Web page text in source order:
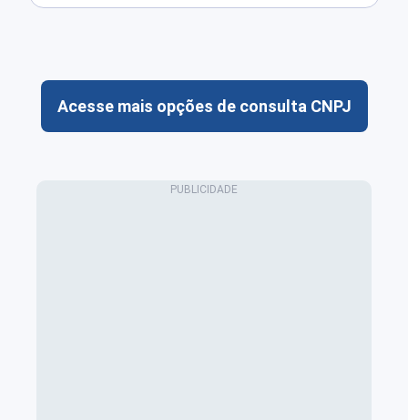
Acesse mais opções de consulta CNPJ